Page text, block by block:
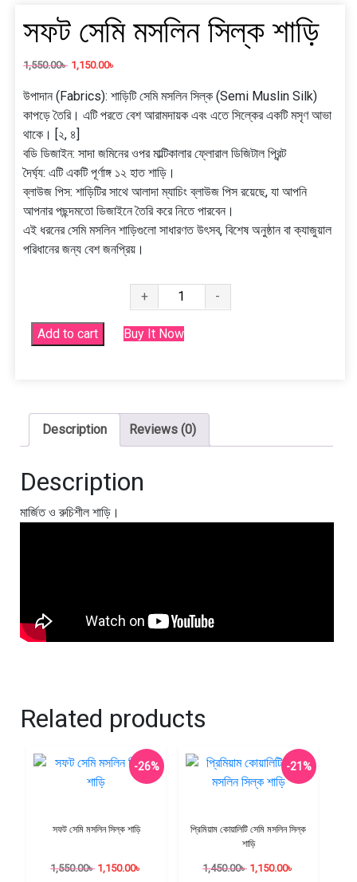
সফট সেমি মসলিন সিল্ক শাড়ি
1,550.00৳ 1,150.00৳
উপাদান (Fabrics): শাড়িটি সেমি মসলিন সিল্ক (Semi Muslin Silk)
কাপড়ে তৈরি। এটি পরতে বেশ আরামদায়ক এবং এতে সিল্কের একটি মসৃণ আভা
থাকে। [২, ৪]
বডি ডিজাইন: সাদা জমিনের ওপর মাল্টিকালার ফ্লোরাল ডিজিটাল প্রিন্ট
দৈর্ঘ্য: এটি একটি পূর্ণাঙ্গ ১২ হাত শাড়ি।
ব্লাউজ পিস: শাড়িটির সাথে আলাদা ম্যাচিং ব্লাউজ পিস রয়েছে, যা আপনি
আপনার পছন্দমতো ডিজাইনে তৈরি করে নিতে পারবেন।
এই ধরনের সেমি মসলিন শাড়িগুলো সাধারণত উৎসব, বিশেষ অনুষ্ঠান বা ক্যাজুয়াল
পরিধানের জন্য বেশ জনপ্রিয়।
+
সফট
সেমি
মসলিন
-
Add to cart Buy It Now
Description Reviews (0)
Description
মার্জিত ও রুচিশীল শাড়ি।
Related products
-26%
সফট সেমি মসলিন সিল্ক শাড়ি
1,550.00৳ 1,150.00৳
-21%
প্রিমিয়াম কোয়ালিটি সেমি মসলিন সিল্ক
শাড়ি
1,450.00৳ 1,150.00৳